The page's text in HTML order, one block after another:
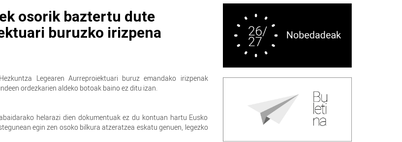
osorik baztertu dute
buruzko irizpena
Legearen Aurreproiektuari buruz emandako irizpenak
ordezkarien aldeko botoak baino ez ditu izan.
helarazi dien dokumentuak ez du kontuan hartu Eusko
egin zen osoko bilkura atzeratzea eskatu genuen, legezko